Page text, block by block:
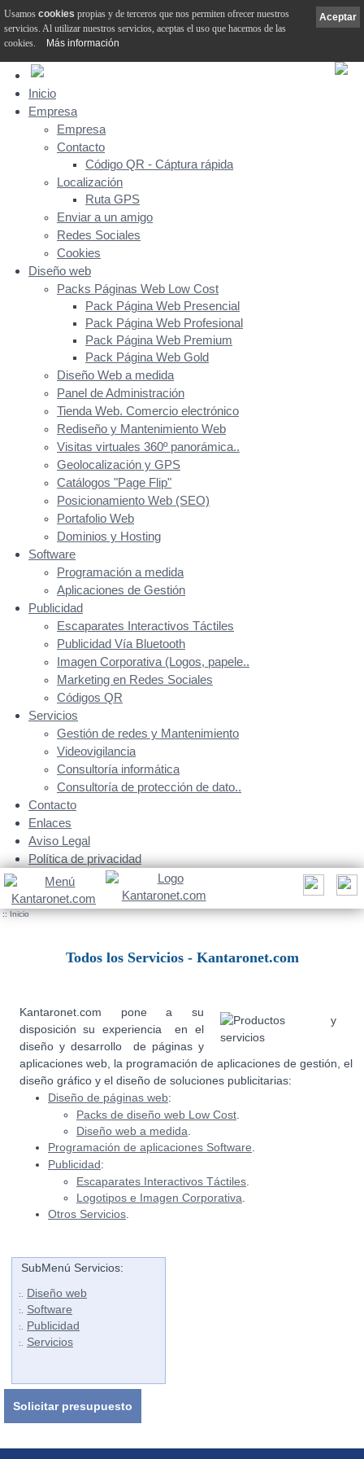
Inicio
Empresa
Empresa
Contacto
Código QR - Cáptura rápida
Localización
Ruta GPS
Enviar a un amigo
Redes Sociales
Cookies
Diseño web
Packs Páginas Web Low Cost
Pack Página Web Presencial
Pack Página Web Profesional
Pack Página Web Premium
Pack Página Web Gold
Diseño Web a medida
Panel de Administración
Tienda Web. Comercio electrónico
Rediseño y Mantenimiento Web
Visitas virtuales 360º panorámica..
Geolocalización y GPS
Catálogos "Page Flip"
Posicionamiento Web (SEO)
Portafolio Web
Dominios y Hosting
Software
Programación a medida
Aplicaciones de Gestión
Publicidad
Escaparates Interactivos Táctiles
Publicidad Vía Bluetooth
Imagen Corporativa (Logos, papele..
Marketing en Redes Sociales
Códigos QR
Servicios
Gestión de redes y Mantenimiento
Videovigilancia
Consultoría informática
Consultoría de protección de dato..
Contacto
Enlaces
Aviso Legal
Política de privacidad
:: Inicio
Todos los Servicios - Kantaronet.com
Kantaronet.com pone a su
disposición su experiencia en el
diseño y desarrollo de páginas y
aplicaciones web, la programación de aplicaciones de gestión, el
diseño gráfico y el diseño de soluciones publicitarias:
Diseño de páginas web:
Packs de diseño web Low Cost
Diseño web a medida
Programación de aplicaciones Software
Publicidad:
Escaparates Interactivos Táctiles
Logotipos e Imagen Corporativa
Otros Servicios
SubMenú Servicios:
:. Diseño web
:. Software
:. Publicidad
:. Servicios
Solicitar presupuesto
Aceptar
Usamos cookies propias y de terceros que nos permiten ofrecer nuestros
servicios. Al utilizar nuestros servicios, aceptas el uso que hacemos de las
cookies.
Más información